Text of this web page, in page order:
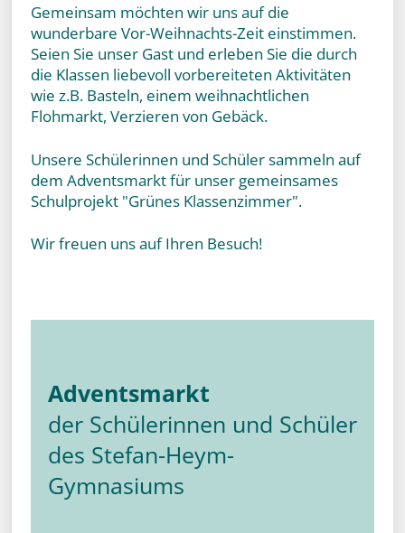
Gemeinsam möchten wir uns auf die
wunderbare Vor-Weihnachts-Zeit einstimmen.
Seien Sie unser Gast und erleben Sie die durch
die Klassen liebevoll vorbereiteten Aktivitäten
wie z.B. Basteln, einem weihnachtlichen
Flohmarkt, Verzieren von Gebäck.
Unsere Schülerinnen und Schüler sammeln auf
dem Adventsmarkt für unser gemeinsames
Schulprojekt "Grünes Klassenzimmer".
Wir freuen uns auf Ihren Besuch!
Adventsmarkt
der Schülerinnen und Schüler
des Stefan-Heym-
Gymnasiums